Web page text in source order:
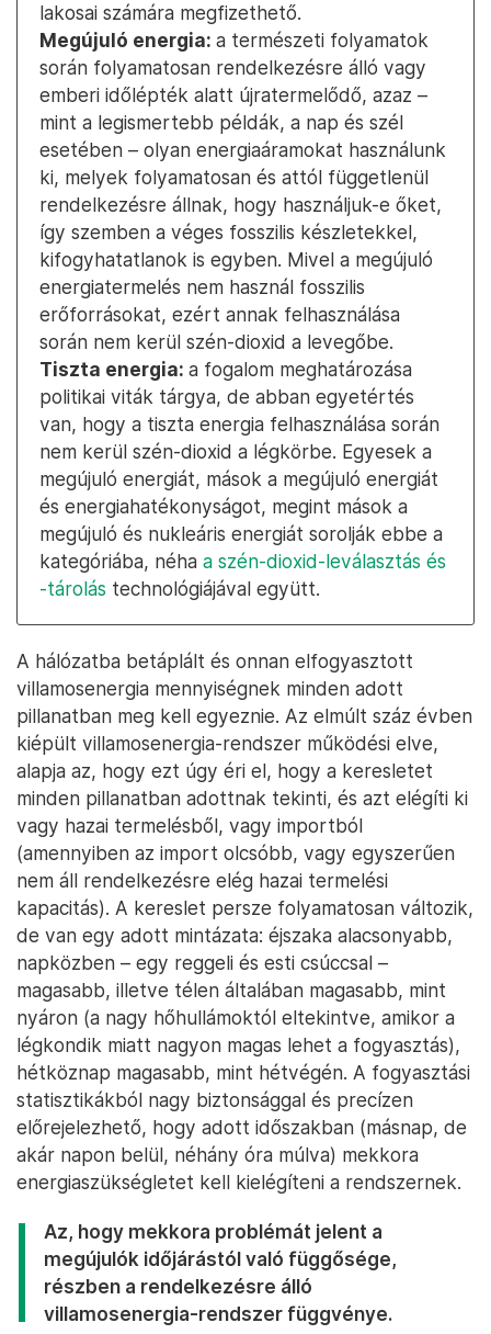
lakosai számára megfizethető.
Megújuló energia: a természeti folyamatok
során folyamatosan rendelkezésre álló vagy
emberi időlépték alatt újratermelődő, azaz –
mint a legismertebb példák, a nap és szél
esetében – olyan energiaáramokat használunk
ki, melyek folyamatosan és attól függetlenül
rendelkezésre állnak, hogy használjuk-e őket,
így szemben a véges fosszilis készletekkel,
kifogyhatatlanok is egyben. Mivel a megújuló
energiatermelés nem használ fosszilis
erőforrásokat, ezért annak felhasználása
során nem kerül szén-dioxid a levegőbe.
Tiszta energia: a fogalom meghatározása
politikai viták tárgya, de abban egyetértés
van, hogy a tiszta energia felhasználása során
nem kerül szén-dioxid a légkörbe. Egyesek a
megújuló energiát, mások a megújuló energiát
és energiahatékonyságot, megint mások a
megújuló és nukleáris energiát sorolják ebbe a
kategóriába, néha a szén-dioxid-leválasztás és
-tárolás technológiájával együtt.
A hálózatba betáplált és onnan elfogyasztott
villamosenergia mennyiségnek minden adott
pillanatban meg kell egyeznie. Az elmúlt száz évben
kiépült villamosenergia-rendszer működési elve,
alapja az, hogy ezt úgy éri el, hogy a keresletet
minden pillanatban adottnak tekinti, és azt elégíti ki
vagy hazai termelésből, vagy importból
(amennyiben az import olcsóbb, vagy egyszerűen
nem áll rendelkezésre elég hazai termelési
kapacitás). A kereslet persze folyamatosan változik,
de van egy adott mintázata: éjszaka alacsonyabb,
napközben – egy reggeli és esti csúccsal –
magasabb, illetve télen általában magasabb, mint
nyáron (a nagy hőhullámoktól eltekintve, amikor a
légkondik miatt nagyon magas lehet a fogyasztás),
hétköznap magasabb, mint hétvégén. A fogyasztási
statisztikákból nagy biztonsággal és precízen
előrejelezhető, hogy adott időszakban (másnap, de
akár napon belül, néhány óra múlva) mekkora
energiaszükségletet kell kielégíteni a rendszernek.
Az, hogy mekkora problémát jelent a
megújulók időjárástól való függősége,
részben a rendelkezésre álló
villamosenergia-rendszer függvénye.